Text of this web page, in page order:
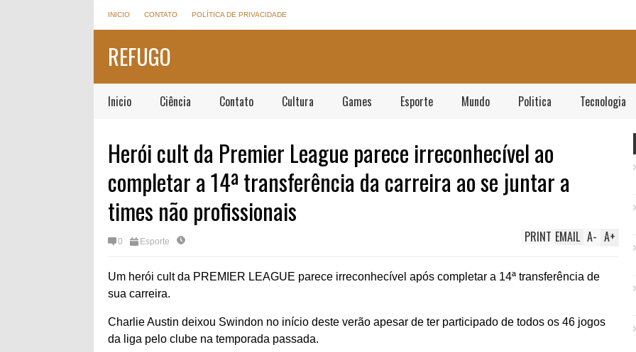
INICIO CONTATO POLÍTICA DE PRIVACIDADE
REFUGO
Inicio Ciência Contato Cultura Games Esporte Mundo Politica Tecnologia
Herói cult da Premier League parece irreconhecível ao
completar a 14ª transferência da carreira ao se juntar a
times não profissionais
0 Esporte A+
A-
EMAIL
PRINT
Um herói cult da PREMIER LEAGUE parece irreconhecível após completar a 14ª transferência de
sua carreira.
Charlie Austin deixou Swindon no início deste verão apesar de ter participado de todos os 46 jogos
da liga pelo clube na temporada passada.